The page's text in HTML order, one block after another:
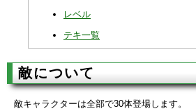
レベル
テキ一覧
敵について
敵キャラクターは全部で30体登場します。